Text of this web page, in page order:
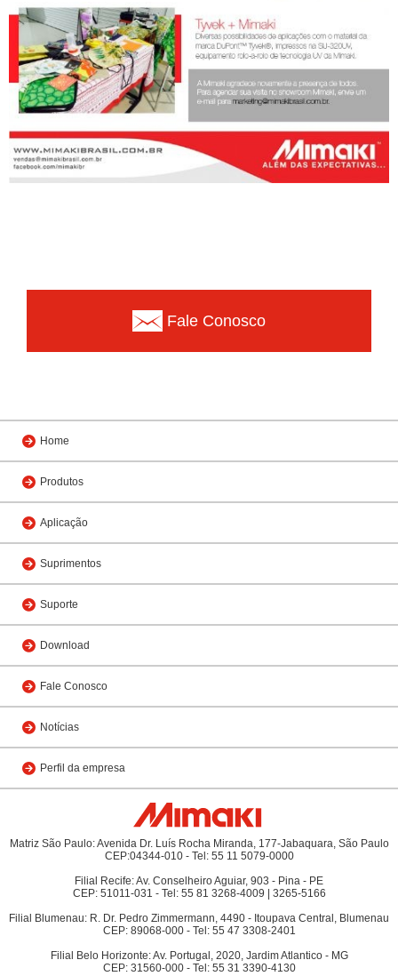
Fale Conosco
Home
Produtos
Aplicação
Suprimentos
Suporte
Download
Fale Conosco
Notícias
Perfil da empresa
Matriz São Paulo: Avenida Dr. Luís Rocha Miranda, 177-Jabaquara, São Paulo
CEP:04344-010 - Tel: 55 11 5079-0000
Filial Recife: Av. Conselheiro Aguiar, 903 - Pina - PE
CEP: 51011-031 - Tel: 55 81 3268-4009 | 3265-5166
Filial Blumenau: R. Dr. Pedro Zimmermann, 4490 - Itoupava Central, Blumenau
CEP: 89068-000 - Tel: 55 47 3308-2401
Filial Belo Horizonte: Av. Portugal, 2020, Jardim Atlantico - MG
CEP: 31560-000 - Tel: 55 31 3390-4130